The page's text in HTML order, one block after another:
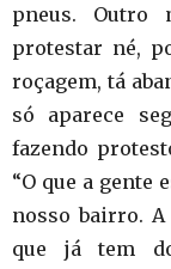
pneus. Outro
protestar né,
roçagem, tá
só aparece
fazendo
“O que a gente
nosso bairro.
que já tem